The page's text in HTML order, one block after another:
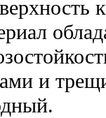
и